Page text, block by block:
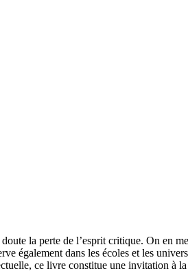
la perte de l’esprit critique. On en
également dans les écoles et les
ce livre constitue une invitation à